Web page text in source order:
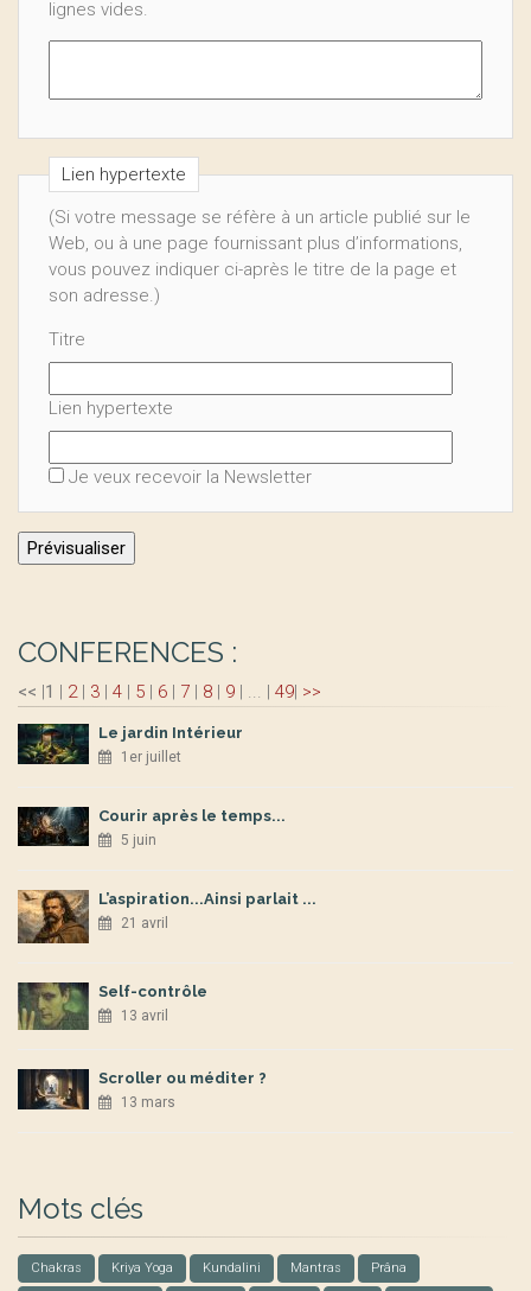
lignes vides.
Lien hypertexte
(Si votre message se réfère à un article publié sur le
Web, ou à une page fournissant plus d’informations,
vous pouvez indiquer ci-après le titre de la page et
son adresse.)
Titre
Lien hypertexte
Je veux recevoir la Newsletter
CONFERENCES :
<< |1 | 2| 3 | 4 | 5 | 6 | 7 | 8 | 9 | ... | 49| >>
Le jardin Intérieur
1er juillet
Courir après le temps...
5 juin
L’aspiration...Ainsi parlait ...
21 avril
Self-contrôle
13 avril
Scroller ou méditer ?
13 mars
Mots clés
Chakras Kriya Yoga Kundalini Mantras Prâna